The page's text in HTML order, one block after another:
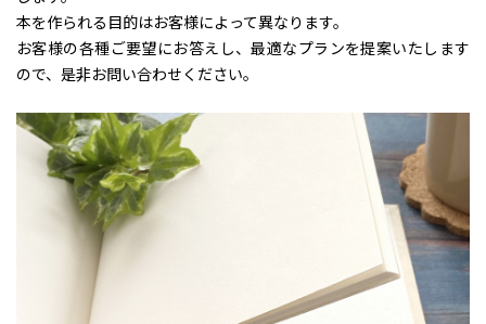
本を作られる目的はお客様によって異なります。
お客様の各種ご要望にお答えし、最適なプランを提案いたします
ので、是非お問い合わせください。